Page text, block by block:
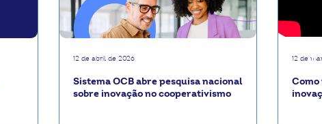
12 de abril de 2026
Sistema OCB abre pesquisa nacional
sobre inovação no cooperativismo
12 de
Como